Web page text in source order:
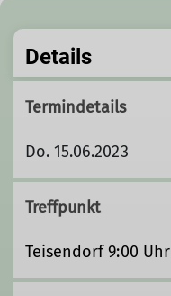
Details
Termindetails
Do. 15.06.2023
Treffpunkt
Teisendorf 9:00 Uhr